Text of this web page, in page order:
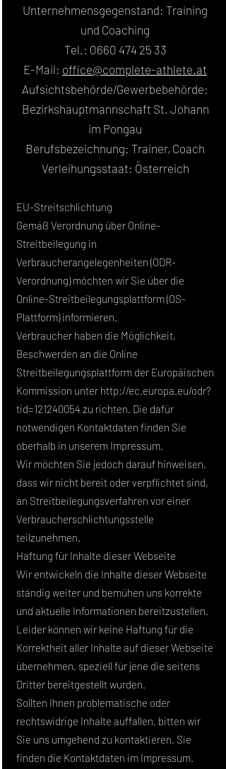
Unternehmensgegenstand: Training
und Coaching
Tel.: 0660 474 25 33
E-Mail: office@complete-athlete.at
Aufsichtsbehörde/Gewerbebehörde:
Bezirkshauptmannschaft St. Johann
im Pongau
Berufsbezeichnung: Trainer, Coach
Verleihungsstaat: Österreich
EU-Streitschlichtung
Gemäß Verordnung über Online-
Streitbeilegung in
Verbraucherangelegenheiten (ODR-
Verordnung) möchten wir Sie über die
Online-Streitbeilegungsplattform (OS-
Plattform) informieren.
Verbraucher haben die Möglichkeit,
Beschwerden an die Online
Streitbeilegungsplattform der Europäischen
Kommission unter http://ec.europa.eu/odr?
tid=121240054 zu richten. Die dafür
notwendigen Kontaktdaten finden Sie
oberhalb in unserem Impressum.
Wir möchten Sie jedoch darauf hinweisen,
dass wir nicht bereit oder verpflichtet sind,
an Streitbeilegungsverfahren vor einer
Verbraucherschlichtungsstelle
teilzunehmen.
Haftung für Inhalte dieser Webseite
Wir entwickeln die Inhalte dieser Webseite
ständig weiter und bemühen uns korrekte
und aktuelle Informationen bereitzustellen.
Leider können wir keine Haftung für die
Korrektheit aller Inhalte auf dieser Webseite
übernehmen, speziell für jene die seitens
Dritter bereitgestellt wurden.
Sollten Ihnen problematische oder
rechtswidrige Inhalte auffallen, bitten wir
Sie uns umgehend zu kontaktieren, Sie
finden die Kontaktdaten im Impressum.